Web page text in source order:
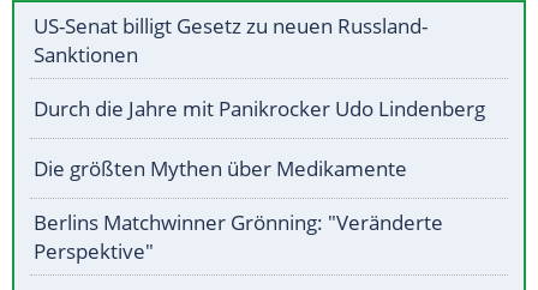
US-Senat billigt Gesetz zu neuen Russland-
Sanktionen
Durch die Jahre mit Panikrocker Udo Lindenberg
Die größten Mythen über Medikamente
Berlins Matchwinner Grönning: "Veränderte
Perspektive"